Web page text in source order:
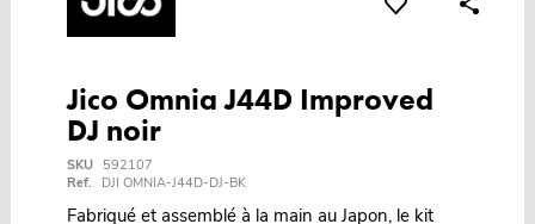
Jico Omnia J44D Improved
DJ noir
SKU
592107
Ref.
DJI OMNIA-J44D-DJ-BK
Fabriqué et assemblé à la main au Japon, le kit